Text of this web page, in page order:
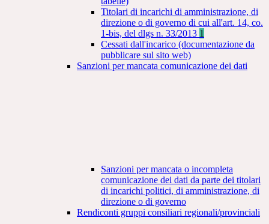
Titolari di incarichi di amministrazione, di
direzione o di governo di cui all'art. 14, co.
1-bis, del dlgs n. 33/2013 1
Cessati dall'incarico (documentazione da
pubblicare sul sito web)
Sanzioni per mancata comunicazione dei dati
Sanzioni per mancata o incompleta
comunicazione dei dati da parte dei titolari
di incarichi politici, di amministrazione, di
direzione o di governo
Rendiconti gruppi consiliari regionali/provinciali